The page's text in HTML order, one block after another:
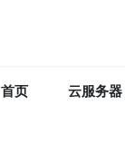
首页 云服务器